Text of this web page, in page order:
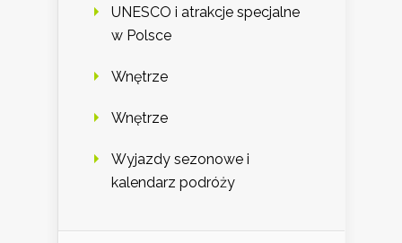
UNESCO i atrakcje specjalne
w Polsce
Wnętrze
Wnętrze
Wyjazdy sezonowe i
kalendarz podróży